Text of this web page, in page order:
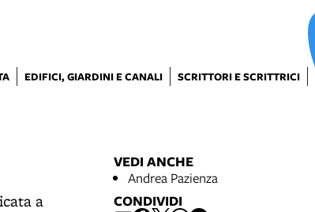
EDIFICI, GIARDINI E CANALI SCRITTORI E SCRITTRICI
a
VEDI ANCHE
Andrea Pazienza
CONDIVIDI